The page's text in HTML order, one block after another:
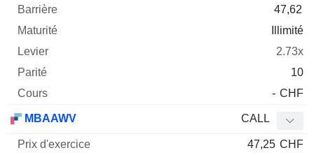
47,62
Illimité
2.73x
10
- CHF
MBAAWV CALL
47,25 CHF